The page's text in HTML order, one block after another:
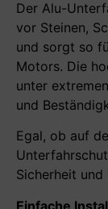
Der Alu-
vor Steinen,
und sorgt so
Motors. Die
unter
und
Egal, ob auf
Sicherheit
Einfache